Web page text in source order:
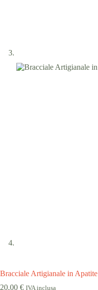
Bracciale Artigianale in Apatite
20,00 € IVA inclusa